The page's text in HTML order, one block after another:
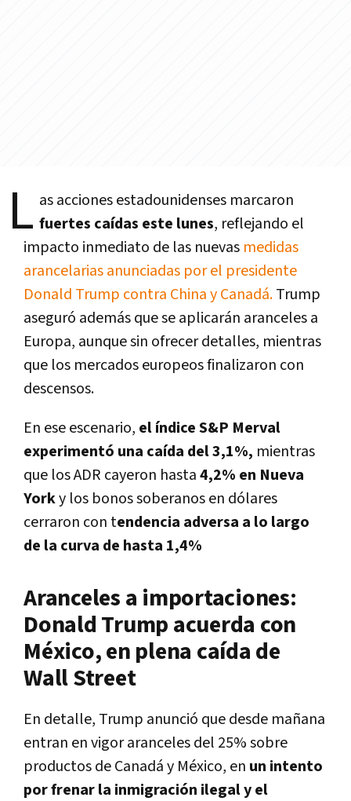
L as acciones estadounidenses marcaron
fuertes caídas este lunes, reflejando el
impacto inmediato de las nuevas medidas
arancelarias anunciadas por el presidente
Donald Trump contra China y Canadá.Trump
aseguró además que se aplicarán aranceles a
Europa, aunque sin ofrecer detalles, mientras
que los mercados europeos finalizaron con
descensos.
En ese escenario, el índice S&P Merval
experimentó una caída del 3,1%, mientras
que los ADR cayeron hasta4,2% en Nueva
Yorky los bonos soberanos en dólares
cerraron con tendencia adversa a lo largo
de la curva de hasta 1,4%
Aranceles a importaciones:
Donald Trump acuerda con
México, en plena caída de
Wall Street
En detalle, Trump anunció que desde mañana
entran en vigor aranceles del 25% sobre
productos de Canadá y México, en un intento
por frenar la inmigración ilegal y el